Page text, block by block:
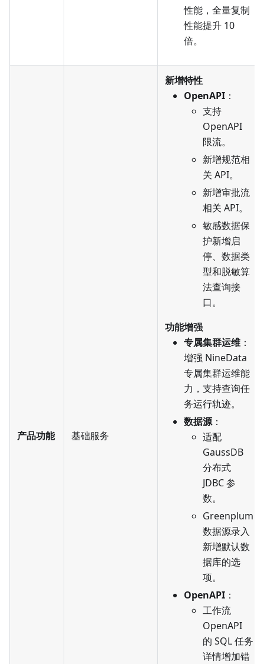
性能，全量复制
性能提升 10
倍。
产品功能 基础服务
新增特性
OpenAPI ：
支持
OpenAPI
限流。
新增规范相
关 API。
新增审批流
相关 API。
敏感数据保
护新增启
停、数据类
型和脱敏算
法查询接
口。
功能增强
专属集群运维 ：
增强 NineData
专属集群运维能
力，支持查询任
务运行轨迹。
数据源：
适配
GaussDB
分布式
JDBC 参
数。
Greenplum
数据源录入
新增默认数
据库的选
项。
OpenAPI ：
工作流
OpenAPI
的 SQL 任务
详情增加错